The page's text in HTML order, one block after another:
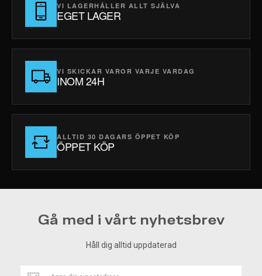
VI LAGERHÅLLER ALLT SJÄLVA
EGET LAGER
VI SKICKAR VAROR VARJE VARDAG
INOM 24H
ALLTID 30 DAGARS ÖPPET KÖP
ÖPPET KÖP
Gå med i vårt nyhetsbrev
Håll dig alltid uppdaterad
Håll